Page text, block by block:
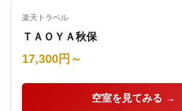
楽天トラベル
ＴＡＯＹＡ秋保
17,300円～
空室を見てみる →